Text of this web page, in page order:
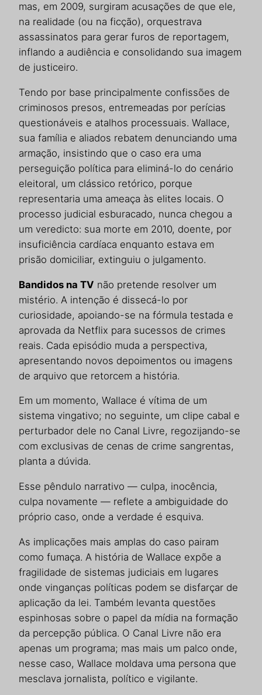
mas, em 2009, surgiram acusações de que ele,
na realidade (ou na ficção), orquestrava
assassinatos para gerar furos de reportagem,
inflando a audiência e consolidando sua imagem
de justiceiro.
Tendo por base principalmente confissões de
criminosos presos, entremeadas por perícias
questionáveis e atalhos processuais. Wallace,
sua família e aliados rebatem denunciando uma
armação, insistindo que o caso era uma
perseguição política para eliminá-lo do cenário
eleitoral, um clássico retórico, porque
representaria uma ameaça às elites locais. O
processo judicial esburacado, nunca chegou a
um veredicto: sua morte em 2010, doente, por
insuficiência cardíaca enquanto estava em
prisão domiciliar, extinguiu o julgamento.
Bandidos na TV não pretende resolver um
mistério. A intenção é dissecá-lo por
curiosidade, apoiando-se na fórmula testada e
aprovada da Netflix para sucessos de crimes
reais. Cada episódio muda a perspectiva,
apresentando novos depoimentos ou imagens
de arquivo que retorcem a história.
Em um momento, Wallace é vítima de um
sistema vingativo; no seguinte, um clipe cabal e
perturbador dele no Canal Livre, regozijando-se
com exclusivas de cenas de crime sangrentas,
planta a dúvida.
Esse pêndulo narrativo — culpa, inocência,
culpa novamente — reflete a ambiguidade do
próprio caso, onde a verdade é esquiva.
As implicações mais amplas do caso pairam
como fumaça. A história de Wallace expõe a
fragilidade de sistemas judiciais em lugares
onde vinganças políticas podem se disfarçar de
aplicação da lei. Também levanta questões
espinhosas sobre o papel da mídia na formação
da percepção pública. O Canal Livre não era
apenas um programa; mas mais um palco onde,
nesse caso, Wallace moldava uma persona que
mesclava jornalista, político e vigilante.